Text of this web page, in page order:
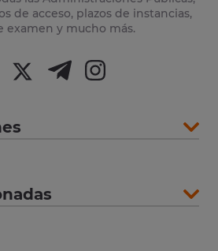
de acceso, plazos de instancias,
examen y mucho más.